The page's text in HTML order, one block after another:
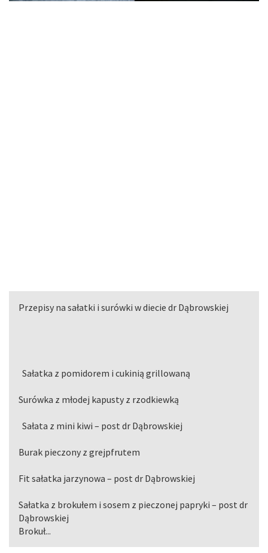
Przepisy na sałatki i surówki w diecie dr Dąbrowskiej
Sałatka z pomidorem i cukinią grillowaną
Surówka z młodej kapusty z rzodkiewką
Sałata z mini kiwi – post dr Dąbrowskiej
Burak pieczony z grejpfrutem
Fit sałatka jarzynowa – post dr Dąbrowskiej
Sałatka z brokułem i sosem z pieczonej papryki – post dr
Dąbrowskiej
Brokuł...